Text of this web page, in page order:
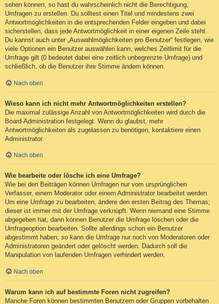
sehen können, so hast du wahrscheinlich nicht die Berechtigung,
Umfragen zu erstellen. Du solltest einen Titel und mindestens zwei
Antwortmöglichkeiten in die entsprechenden Felder eingeben und dabei
sicherstellen, dass jede Antwortmöglichkeit in einer eigenen Zeile steht.
Du kannst auch unter „Auswahlmöglichkeiten pro Benutzer“ festlegen, wie
viele Optionen ein Benutzer auswählen kann, welches Zeitlimit für die
Umfrage gilt (0 bedeutet dabei eine zeitlich unbegrenzte Umfrage) und
schließlich, ob die Benutzer ihre Stimme ändern können.
Nach oben
Wieso kann ich nicht mehr Antwortmöglichkeiten erstellen?
Die maximal zulässige Anzahl von Antwortmöglichkeiten wird durch die
Board-Administration festgelegt. Wenn du glaubst, mehr
Antwortmöglichkeiten als zugelassen zu benötigen, kontaktiere einen
Administrator.
Nach oben
Wie bearbeite oder lösche ich eine Umfrage?
Wie bei den Beiträgen können Umfragen nur vom ursprünglichen
Verfasser, einem Moderator oder einem Administrator bearbeitet werden.
Um eine Umfrage zu bearbeiten, ändere den ersten Beitrag des Themas;
dieser ist immer mit der Umfrage verknüpft. Wenn niemand eine Stimme
abgegeben hat, dann können Benutzer die Umfrage löschen oder die
Umfrageoption bearbeiten. Sollte allerdings schon ein Benutzer
abgestimmt haben, so kann die Umfrage nur noch von Moderatoren oder
Administratoren geändert oder gelöscht werden. Dadurch soll die
Manipulation von laufenden Umfragen verhindert werden.
Nach oben
Warum kann ich auf bestimmte Foren nicht zugreifen?
Manche Foren können bestimmten Benutzern oder Gruppen vorbehalten